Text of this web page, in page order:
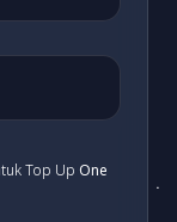
Top Up One